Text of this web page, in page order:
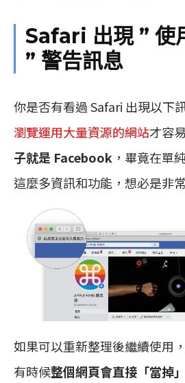
Safari 出現 ” 使
” 警告訊息
你是否有看過 Safari 出現以下
瀏覽運用大量資源的網站才容
子就是 Facebook ，畢竟在單
這麼多資訊和功能，想必是非
如果可以重新整理後繼續使用
有時候整個網頁會直接「當掉」